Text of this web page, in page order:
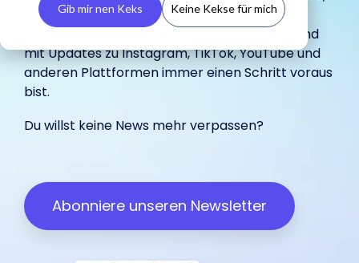
Gib mir nen Keks Keine Kekse für mich
gestützten
IROIN®.
einer Kooperation
Influencer.
Influencer Marketing auf allen
Facebook TikTok
von Influencer
Kampagnen
ihrer
in-house
unterstützt.
Beiträge rund
um Influencer
TikTok, Twitch &
YouTube
haben.
erfolgreiches
Marketing.
Zukunft.
Wir freuen uns über dein
Feedback:
wie du erfolgreiche Kampagnenstrategien
entwickelst, innovative Tools optimal nutzt und
mit Updates zuInstagram,TikTok,YouTubeund
anderen Plattformen immer einen Schritt voraus
bist.
Du willst keine News mehr verpassen?
Abonniere unseren Newsletter